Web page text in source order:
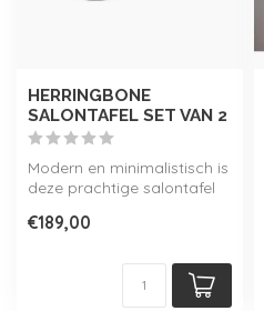
HERRINGBONE
SALONTAFEL SET VAN 2
Modern en minimalistisch is
deze prachtige salontafel
€189,00